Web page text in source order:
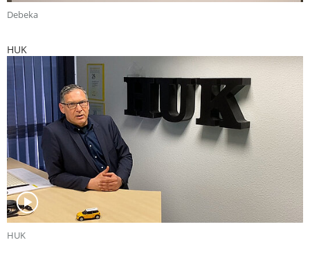
Debeka
HUK
HUK